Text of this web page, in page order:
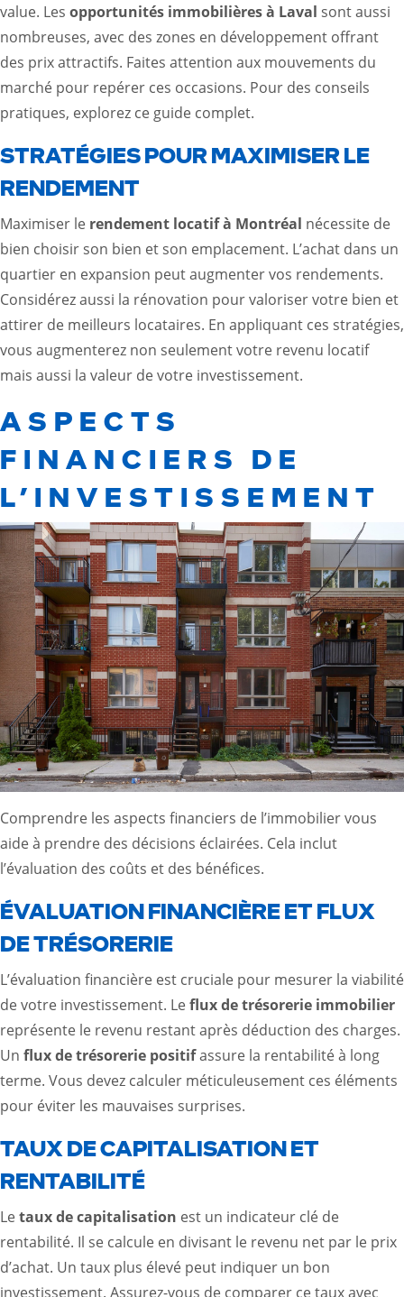
value. Les opportunités immobilières à Laval sont aussi
nombreuses, avec des zones en développement offrant
des prix attractifs. Faites attention aux mouvements du
marché pour repérer ces occasions. Pour des conseils
pratiques, explorez ce guide complet.
STRATÉGIES POUR MAXIMISER LE
RENDEMENT
Maximiser le rendement locatif à Montréal nécessite de
bien choisir son bien et son emplacement. L’achat dans un
quartier en expansion peut augmenter vos rendements.
Considérez aussi la rénovation pour valoriser votre bien et
attirer de meilleurs locataires. En appliquant ces stratégies,
vous augmenterez non seulement votre revenu locatif
mais aussi la valeur de votre investissement.
ASPECTS
FINANCIERS DE
L’INVESTISSEMENT
Comprendre les aspects financiers de l’immobilier vous
aide à prendre des décisions éclairées. Cela inclut
l’évaluation des coûts et des bénéfices.
ÉVALUATION FINANCIÈRE ET FLUX
DE TRÉSORERIE
L’évaluation financière est cruciale pour mesurer la viabilité
de votre investissement. Leflux de trésorerie immobilier
représente le revenu restant après déduction des charges.
Un flux de trésorerie positifassure la rentabilité à long
terme. Vous devez calculer méticuleusement ces éléments
pour éviter les mauvaises surprises.
TAUX DE CAPITALISATION ET
RENTABILITÉ
Letaux de capitalisation est un indicateur clé de
rentabilité. Il se calcule en divisant le revenu net par le prix
d’achat. Un taux plus élevé peut indiquer un bon
investissement. Assurez-vous de comparer ce taux avec